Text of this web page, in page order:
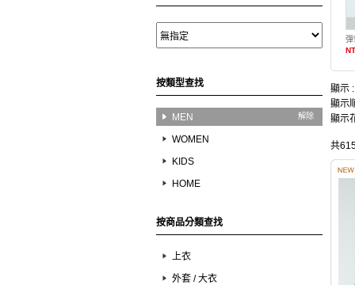
按類型查找
MEN 解除
WOMEN
KIDS
HOME
按商品分類查找
上衣
外套 / 大衣
彈
顯示
顯示
顯示
共